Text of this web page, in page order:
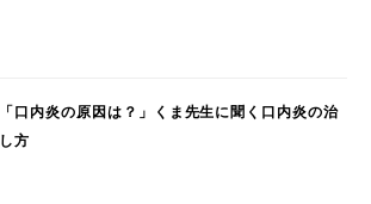
「口内炎の原因は？」くま先生に聞く口内炎の治
し方